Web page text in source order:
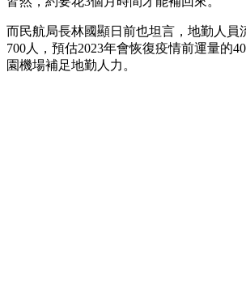
而民航局長林國顯日前也坦言，地勤人員
700人，預估2023年會恢復疫情前運量的
園機場補足地勤人力。